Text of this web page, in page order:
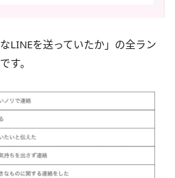
LINEを送っていたか」の全ラン
す。